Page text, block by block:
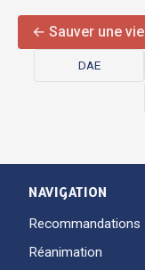
← Sauver une vie
DAE
NAVIGATION
Recommandations
Réanimation